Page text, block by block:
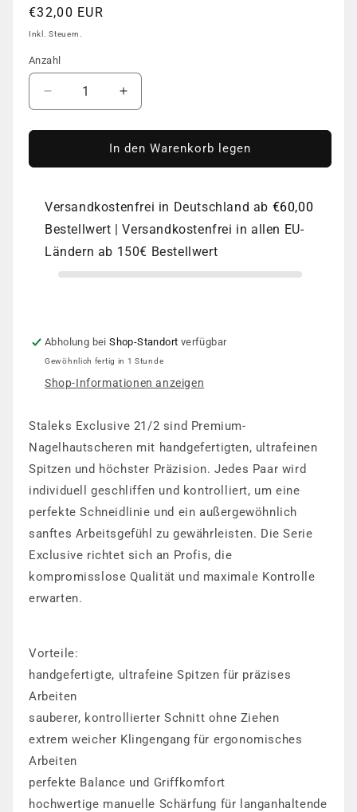
Normaler
Preis
€32,00 EUR
Inkl. Steuern.
Anzahl
Anzahl
Verringere
die
Menge
STALEKS
21/2
Erhöhe
die
Menge
für
STALEKS
21/2
In den Warenkorb legen
Versandkostenfrei in Deutschland ab €60,00
Bestellwert | Versandkostenfrei in allen EU-
Ländern ab 150€ Bestellwert
Abholung beiShop-Standort verfügbar
Gewöhnlich fertig in 1 Stunde
Shop-Informationen anzeigen
Staleks Exclusive 21/2 sind Premium-
Nagelhautscheren mit handgefertigten, ultrafeinen
Spitzen und höchster Präzision. Jedes Paar wird
individuell geschliffen und kontrolliert, um eine
perfekte Schneidlinie und ein außergewöhnlich
sanftes Arbeitsgefühl zu gewährleisten. Die Serie
Exclusive richtet sich an Profis, die
kompromisslose Qualität und maximale Kontrolle
erwarten.
Vorteile:
handgefertigte, ultrafeine Spitzen für präzises
Arbeiten
sauberer, kontrollierter Schnitt ohne Ziehen
extrem weicher Klingengang für ergonomisches
Arbeiten
perfekte Balance und Griffkomfort
hochwertige manuelle Schärfung für langanhaltende